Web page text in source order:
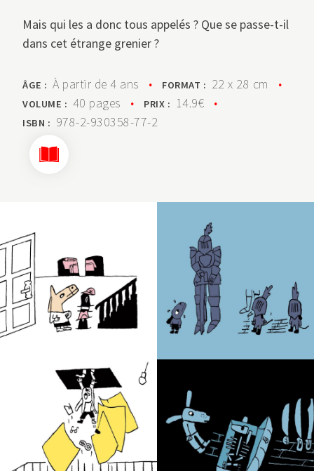
Mais qui les a donc tous appelés ? Que se passe-t-il
dans cet étrange grenier ?
ÂGE : À partir de 4 ans • FORMAT : 22 x 28 cm •
VOLUME : 40 pages • PRIX : 14.9€ •
ISBN : 978-2-930358-77-2